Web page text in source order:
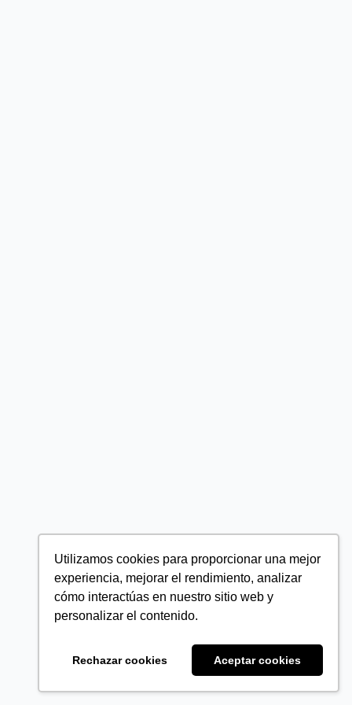
Utilizamos cookies para proporcionar una mejor
experiencia, mejorar el rendimiento, analizar
cómo interactúas en nuestro sitio web y
personalizar el contenido.
Rechazar cookies Aceptar cookies